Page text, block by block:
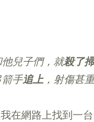
兒子們，就殺了
手追上，射傷甚重
在網路上找到一